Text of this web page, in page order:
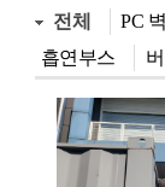
전체
PC
흡연부스